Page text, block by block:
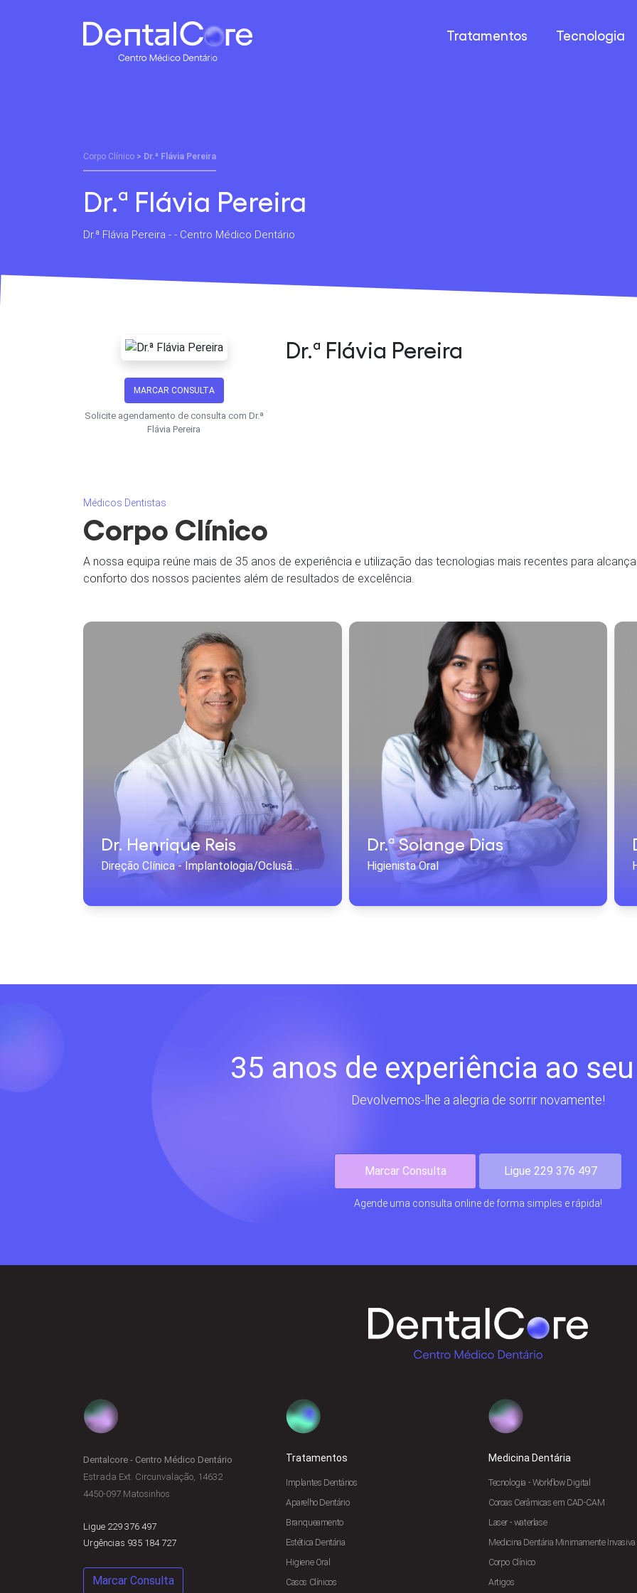
Tratamentos Tecnologia
Corpo Clínico > Dr.ª Flávia Pereira
Dr.ª Flávia Pereira
Dr.ª Flávia Pereira - - Centro Médico Dentário
MARCAR CONSULTA
Solicite agendamento de consulta com Dr.ª
Flávia Pereira
Dr.ª Flávia Pereira
Médicos Dentistas
Corpo Clínico
A nossa equipa reúne mais de 35 anos de experiência e utilização das tecnologias mais recentes para
conforto dos nossos pacientes além de resultados de excelência.
Dr. Henrique Reis
Direção Clínica - Implantologia/Oclusão e ATM
Dr.ª Solange Dias
Higienista Oral
35 anos de experiência ao
Devolvemos-lhe a alegria de sorrir novamente!
Marcar Consulta Ligue 229 376 497
Agende uma consulta online de forma simples e rápida!
Dentalcore - Centro Médico Dentário
Estrada Ext. Circunvalação, 14632
4450-097 Matosinhos
Ligue 229 376 497
Urgências 935 184 727
Marcar Consulta
Tratamentos
Implantes Dentários
Aparelho Dentário
Branqueamento
Estética Dentária
Higiene Oral
Casos Clínicos
Medicina Dentária
Tecnologia - Workflow Digital
Coroas Cerâmicas em CAD-CAM
Laser - waterlase
Medicina Dentária Minimamente Invasiva
Corpo Clínico
Artigos